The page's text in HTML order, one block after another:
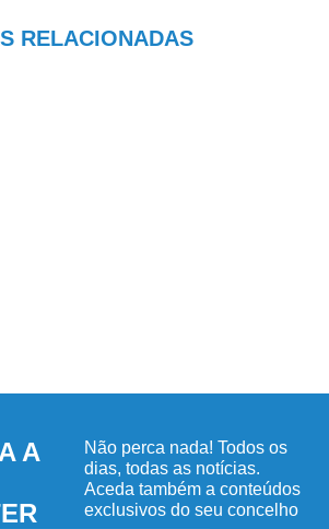
RELACIONADAS
A
Não perca nada! Todos os
dias, todas as notícias.
Aceda também a conteúdos
exclusivos do seu concelho